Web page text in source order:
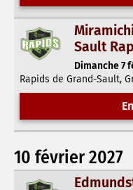
Sault
Dimanche 7
Rapids de Grand-Sault,
10 février 2027